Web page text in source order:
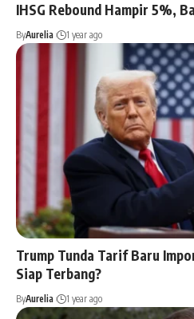
IHSG Rebound Hampir 5%,
ByAurelia 1 year ago
Trump Tunda Tarif Baru
Siap Terbang?
ByAurelia 1 year ago